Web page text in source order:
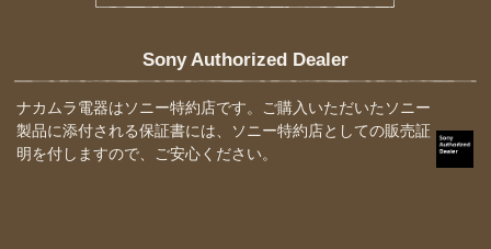
Sony Authorized Dealer
ナカムラ電器はソニー特約店です。ご購入いただいたソニー
製品に添付される保証書には、ソニー特約店としての販売証
明を付しますので、ご安心ください。